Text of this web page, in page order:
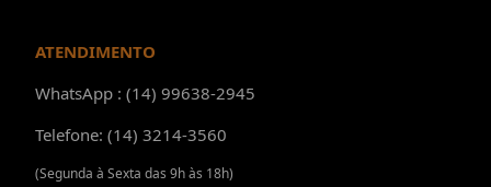
ATENDIMENTO
WhatsApp : (14) 99638-2945
Telefone: (14) 3214-3560
(Segunda à Sexta das 9h às 18h)